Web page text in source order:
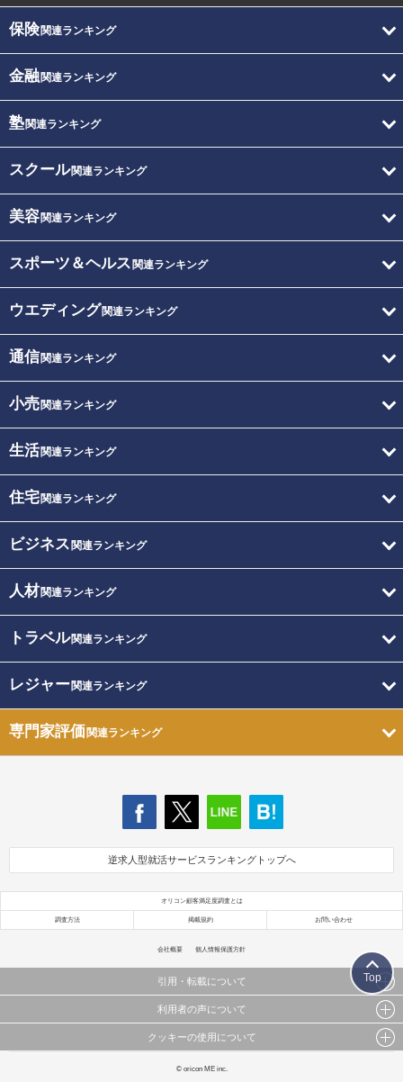
保険関連ランキング
金融関連ランキング
塾関連ランキング
スクール関連ランキング
美容関連ランキング
スポーツ＆ヘルス 関連ランキング
ウエディング関連ランキング
通信関連ランキング
小売関連ランキング
生活関連ランキング
住宅関連ランキング
ビジネス 関連ランキング
人材関連ランキング
トラベル関連ランキング
レジャー関連ランキング
専門家評価関連ランキング
逆求人型就活サービスランキングトップへ
オリコン顧客満足度調査とは
調査方法 掲載規約 お問い合わせ
会社概要 個人情報保護方針
引用・転載について
当サイトで公開されている情報（文字、写真、イラスト、画像データ等）及びこれらの配置・
これらの情報を権利者の許可なく無断転載・複製などの二次利用を行うことは固く禁じており
利用者の声について
当サイトに掲載している内容はすべてサービスの利用者が提出された見解・感想です。
弊社の見解・ 意見ではないことをご理解いただいた上でご覧ください。
クッキーの使用について
このサイトでは Cookie を使用して、ユーザーに合わせたコンテンツや広告の表示、ソーシャル
© oricon ME inc.
Top